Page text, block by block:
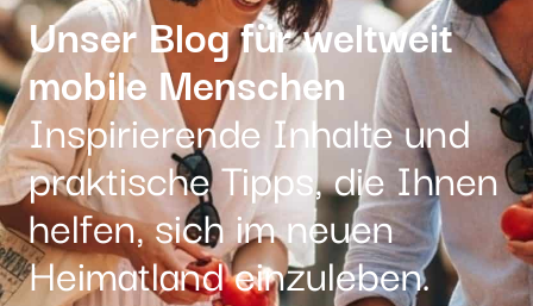
Unser Blog für weltweit
mobile Menschen
Inspirierende Inhalte und
praktische Tipps, die Ihnen
helfen, sich im neuen
Heimatland einzuleben.